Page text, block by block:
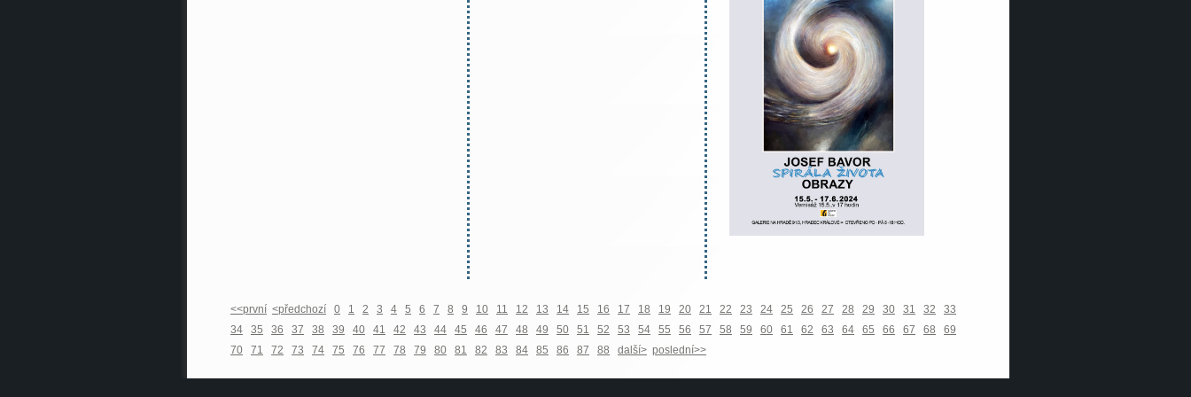
<<první <předchozí 0 1 2 3 4 5 6 7 8 9 10 11 12 13 14 15 16 17 18 19 20 21 22 23 24 25 26 27 28 29 30 31 32
33
34
35 36 37 38 39 40 41 42 43 44 45 46 47 48 49 50 51 52 53 54 55 56 57 58 59 60 61 62 63 64 65 66 67 68
69
70
71 72 73 74 75 76 77 78 79 80 81 82 83 84 85 86 87 88 další> poslední>>